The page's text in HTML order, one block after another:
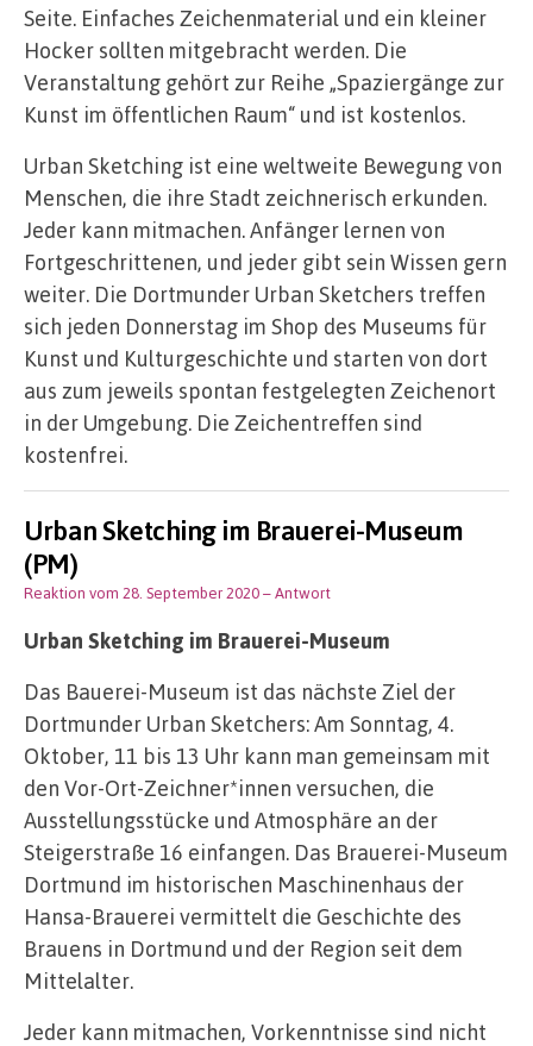
Seite. Einfaches Zeichenmaterial und ein kleiner
Hocker sollten mitgebracht werden. Die
Veranstaltung gehört zur Reihe „Spaziergänge zur
Kunst im öffentlichen Raum“ und ist kostenlos.
Urban Sketching ist eine weltweite Bewegung von
Menschen, die ihre Stadt zeichnerisch erkunden.
Jeder kann mitmachen. Anfänger lernen von
Fortgeschrittenen, und jeder gibt sein Wissen gern
weiter. Die Dortmunder Urban Sketchers treffen
sich jeden Donnerstag im Shop des Museums für
Kunst und Kulturgeschichte und starten von dort
aus zum jeweils spontan festgelegten Zeichenort
in der Umgebung. Die Zeichentreffen sind
kostenfrei.
Urban Sketching im Brauerei-Museum
(PM)
Reaktion vom 28. September 2020– Antwort
Urban Sketching im Brauerei-Museum
Das Bauerei-Museum ist das nächste Ziel der
Dortmunder Urban Sketchers: Am Sonntag, 4.
Oktober, 11 bis 13 Uhr kann man gemeinsam mit
den Vor-Ort-Zeichner*innen versuchen, die
Ausstellungsstücke und Atmosphäre an der
Steigerstraße 16 einfangen. Das Brauerei-Museum
Dortmund im historischen Maschinenhaus der
Hansa-Brauerei vermittelt die Geschichte des
Brauens in Dortmund und der Region seit dem
Mittelalter.
Jeder kann mitmachen, Vorkenntnisse sind nicht